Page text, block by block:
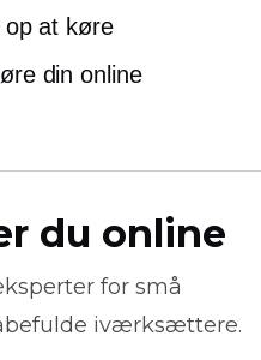
op at køre
din online
du online
for små
iværksættere.